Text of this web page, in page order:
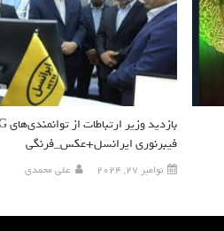
فیبرنوری ایرانسل+عکس_فرنگی
نوامبر 27, 2024 علی محمدی